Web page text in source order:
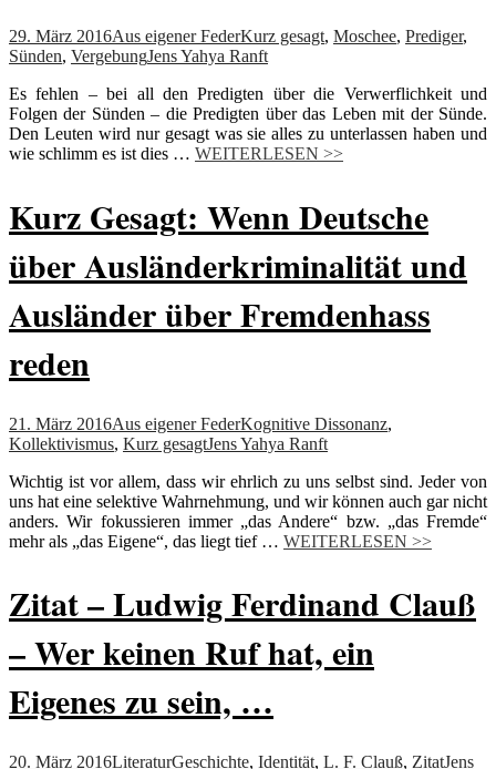
29. März 2016Aus eigener FederKurz gesagt, Moschee, Prediger,
Sünden, VergebungJens Yahya Ranft
Es fehlen – bei all den Predigten über die Verwerflichkeit und
Folgen der Sünden – die Predigten über das Leben mit der Sünde.
Den Leuten wird nur gesagt was sie alles zu unterlassen haben und
wie schlimm es ist dies … WEITERLESEN >>
Kurz Gesagt: Wenn Deutsche
über Ausländerkriminalität und
Ausländer über Fremdenhass
reden
21. März 2016Aus eigener FederKognitive Dissonanz,
Kollektivismus, Kurz gesagtJens Yahya Ranft
Wichtig ist vor allem, dass wir ehrlich zu uns selbst sind. Jeder von
uns hat eine selektive Wahrnehmung, und wir können auch gar nicht
anders. Wir fokussieren immer „das Andere“ bzw. „das Fremde“
mehr als „das Eigene“, das liegt tief … WEITERLESEN >>
Zitat – Ludwig Ferdinand Clauß
– Wer keinen Ruf hat, ein
Eigenes zu sein, …
20. März 2016LiteraturGeschichte, Identität, L. F. Clauß, ZitatJens